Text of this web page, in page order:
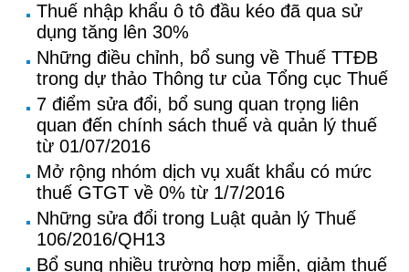
Thuế nhập khẩu ô tô đầu kéo đã qua sử
dụng tăng lên 30%
Những điều chỉnh, bổ sung về Thuế TTĐB
trong dự thảo Thông tư của Tổng cục Thuế
7 điểm sửa đổi, bổ sung quan trọng liên
quan đến chính sách thuế và quản lý thuế
từ 01/07/2016
Mở rộng nhóm dịch vụ xuất khẩu có mức
thuế GTGT về 0% từ 1/7/2016
Những sửa đổi trong Luật quản lý Thuế
106/2016/QH13
Bổ sung nhiều trường hợp miễn, giảm thuế